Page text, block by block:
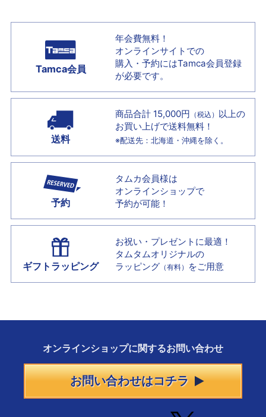
Tamca会員
年会費無料！
オンラインサイトでの
購入・予約にはTamca会員登録
が必要です。
送料
商品合計 15,000円 （税込） 以上の
お買い上げで送料無料！
※配送先：北海道・沖縄を除く。
予約
タムカ会員様は
オンラインショップで
予約が可能！
ギフトラッピング
お祝い・プレゼントに最適！
タムタムオリジナルの
ラッピング （有料） をご用意
オンラインショップに関するお問い合わせ
お問い合わせはコチラ